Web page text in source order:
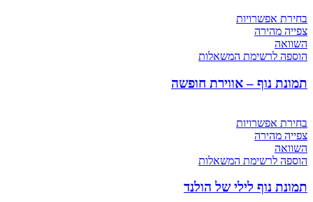
בחירת אפשרויות
צפייה מהירה
השוואה
הוספה לרשימת המשאלות
תמונת נוף – אווירת חופשה
בחירת אפשרויות
צפייה מהירה
השוואה
הוספה לרשימת המשאלות
תמונת נוף לילי של הולנד